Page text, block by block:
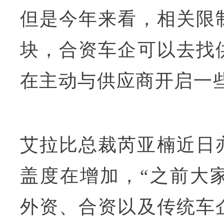
但是今年来看，相关
块，合资车企可以去
在主动与供应商开启一
艾拉比总裁芮亚楠近日
盖度在增加，“之前大
外资、合资以及传统